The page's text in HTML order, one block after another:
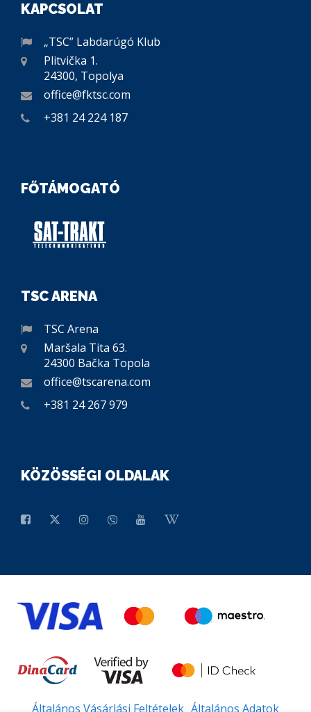
KAPCSOLAT
„TSC” Labdarúgó Klub
Plitvička 1.
24300, Topolya
office@fktsc.com
+381 24 224 187
FŐTÁMOGATÓ
TSC ARENA
TSC Arena
Maršala Tita 63.
24300 Bačka Topola
office@tscarena.com
+381 24 267 979
KÖZÖSSÉGI OLDALAK
Általános Vásárlási Feltételek Általános Adatok